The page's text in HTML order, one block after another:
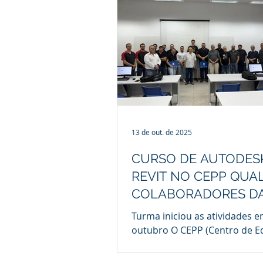
até o dia 30 de março. A
mantida pela Fundação
Ensino de Piracicaba
vinculada à Prefeitura de
As oportunidades
áreas de Auditor Interno para
de Gestão Integrada (SGI –
Segurança e Meio A
CURSO DE
REVIT NO CEPP
COLABORADORES
POWER
Turma iniciou as atividades
outubro O CEPP (Centro de
13 de out. de 2025